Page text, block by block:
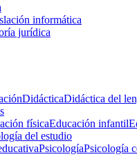
informática
jurídica
DidácticaDidáctica del
físicaEducación infantil
del estudio
PsicologíaPsicología